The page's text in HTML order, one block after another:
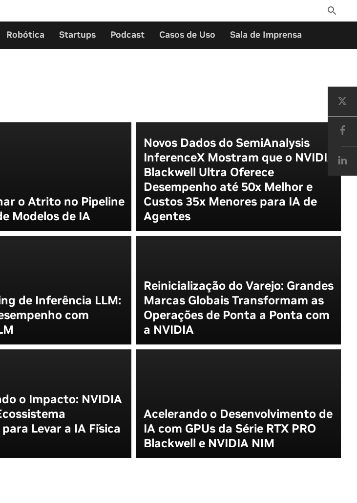
Toggle
Search
Robótica Startups Podcast Casos de Uso Sala de Imprensa
o Atrito no Pipeline
Modelos de IA
Novos Dados do SemiAnalysis
InferenceX Mostram que o NVIDIA
Blackwell Ultra Oferece
Desempenho até 50x Melhor e
Custos 35x Menores para IA de
Agentes
de Inferência LLM:
com
Reinicialização do Varejo: Grandes
Marcas Globais Transformam as
Operações de Ponta a Ponta com
a NVIDIA
o Impacto: NVIDIA
Levar a IA Física
Acelerando o Desenvolvimento de
IA com GPUs da Série RTX PRO
Blackwell e NVIDIA NIM